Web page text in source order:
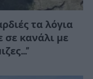
τα λόγια
σε κανάλι με